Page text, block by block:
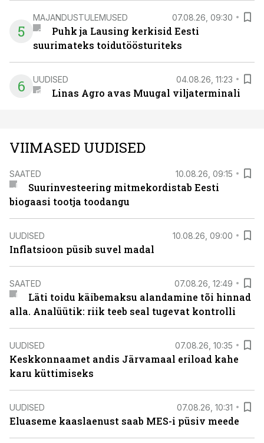
5
MAJANDUSTULEMUSED 07.08.26, 09:30
Puhk ja Lausing kerkisid Eesti
suurimateks toidutöösturiteks
6 UUDISED 04.08.26, 11:23
Linas Agro avas Muugal viljaterminali
VIIMASED UUDISED
SAATED 10.08.26, 09:15
Suurinvesteering mitmekordistab Eesti
biogaasi tootja toodangu
UUDISED 10.08.26, 09:00
Inflatsioon püsib suvel madal
SAATED 07.08.26, 12:49
Läti toidu käibemaksu alandamine tõi hinnad
alla. Analüütik: riik teeb seal tugevat kontrolli
UUDISED 07.08.26, 10:35
Keskkonnaamet andis Järvamaal eriload kahe
karu küttimiseks
UUDISED 07.08.26, 10:31
Eluaseme kaaslaenust saab MES-i püsiv meede